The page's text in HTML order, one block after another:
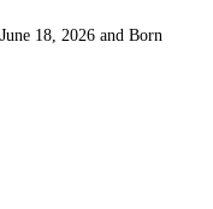
18, 2026 and Born